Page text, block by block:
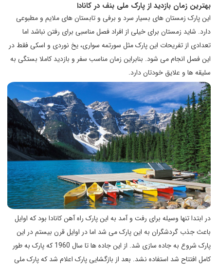
بهترین زمان بازدید از پارک ملی بنف در کانادا
این پارک زمستان های بسیار سرد و برفی و تابستان های ملایم و مطبوعی
دارد. شاید زمستان برای خیلی از افراد فصل مناسبی برای رفتن نباشد اما
تعدادی از تفریحات این پارک مثل سورتمه سواری، یخ نوردی و اسکی فقط در
این فصل انجام می شود. بنابراین زمان مناسب سفر و بازدید کاملا بستگی به
سلیقه ها و علایق خودتان دارد.
در ابتدا تنها وسیله برای رفت و آمد به این پارک راه آهن کانادا بود که اوایل
باعث جذب گردشگران به این پارک می شد اما در اوایل قرن بیستم در این
پارک شروع به جاده سازی شد. از این جاده ها تا سال 1960 که پارک به طور
کامل افتتاح شد استفاده نشد. بعد از بازگشایی پارک اعلام شد که پارک ملی